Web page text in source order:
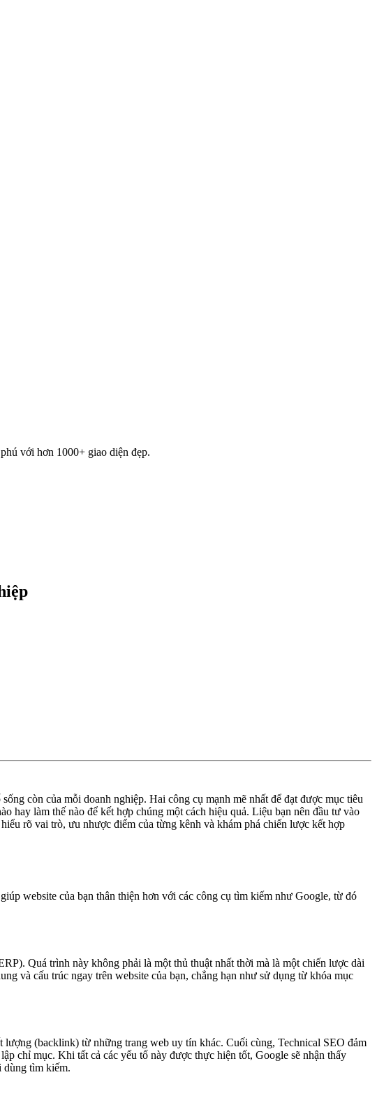
với hơn 1000+ giao diện đẹp.
còn của mỗi doanh nghiệp. Hai công cụ mạnh mẽ nhất để đạt được mục tiêu
hay làm thế nào để kết hợp chúng một cách hiệu quả. Liệu bạn nên đầu tư vào
rõ vai trò, ưu nhược điểm của từng kênh và khám phá chiến lược kết hợp
website của bạn thân thiện hơn với các công cụ tìm kiếm như Google, từ đó
Quá trình này không phải là một thủ thuật nhất thời mà là một chiến lược dài
và cấu trúc ngay trên website của bạn, chẳng hạn như sử dụng từ khóa mục
(backlink) từ những trang web uy tín khác. Cuối cùng, Technical SEO đảm
chỉ mục. Khi tất cả các yếu tố này được thực hiện tốt, Google sẽ nhận thấy
dùng tìm kiếm.